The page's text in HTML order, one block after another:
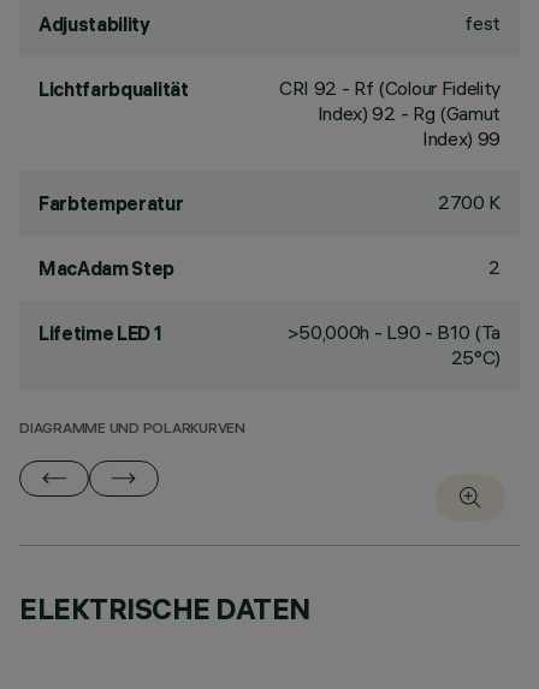
Adjustability fest
Lichtfarbqualität CRI 92 - Rf (Colour Fidelity
Index) 92 - Rg (Gamut
Index) 99
Farbtemperatur 2700 K
MacAdam Step 2
Lifetime LED 1
>50,000h - L90 - B10 (Ta
25°C)
DIAGRAMME UND POLARKURVEN
ELEKTRISCHE DATEN